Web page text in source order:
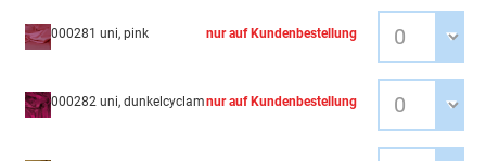
000281 uni, pink nur auf Kundenbestellung
000282 uni, dunkelcyclamnur auf Kundenbestellung